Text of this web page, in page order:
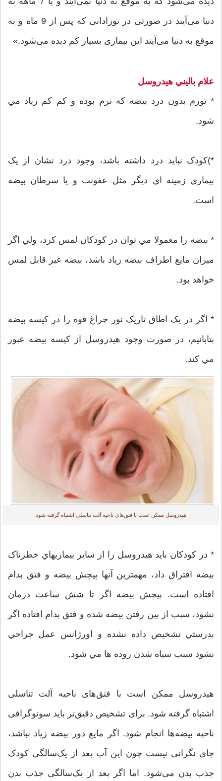
دنیا می‌آیند در صورتی در نوزادانی که پس از 9 ماه و به
موقع به دنیا می‌آیند این بیماری بسیار کم دیده می‌شود.»
علام باليني هيدروسل
* تورم بدون درد بيضه که نرم بوده و کم کم زياد مي
شود.
*)کودک نبايد درد داشته باشد، وجود درد نشان از يک
بيماري زمينه اي ديگر مثل عفونت و يا سرطان بيضه
است.
* بيضه را معمولا مي توان در کودکان لمس کرد، ولي اگر
ميزان مايع اطراف بيضه زياد باشد، بيضه غير قابل لمس
خواهد بود.
* اگر در يک اطاق تاريک نور چراغ قوه را در کيسه بيضه
بتابانيم، در صورت وجود هيدروسل از کيسه بيضه عبور
مي کند.
هیدروسل ممکن است با فتق‌های ناحیه آلت تناسلی اشتباه گرفته شود
* در کودکان بايد هيدروسل را از ساير بيماريهاي خطرناک
بيضه افتراق داد، مهمترين آنها پيچش بيضه و فتق بدام
افتاده است. پيچش بيضه اگر تا شش ساعت درمان
نشود، سبب از بين رفتن بيضه شده و فتق بدام افتاده اگر
بدرستي تشخيص داده نشده و اورژانس عمل جراحي
نشود سبب سياه شدن روده ها مي شود.
هیدروسل ممکن است با فتق‌های ناحیه آلت تناسلی
اشتباه گرفته شود. برای تشخیص دقیق‌تر باید سونوگرافی
ناحیه بیضه‌ها انجام شود. اگر مایع دور بیضه زیاد نباشد،
جای نگرانی نیست چون این آب بعد از یک‌سالگی کودک
جذب بدن می‌شود. اما اگر بعد از یک‌سالگی جذب بدن